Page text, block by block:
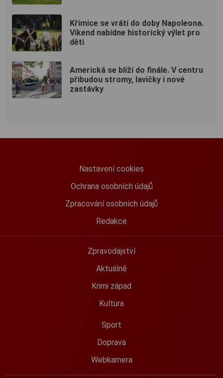
Křimice se vrátí do doby Napoleona.
Víkend nabídne historický výlet pro
děti
Americká se blíží do finále. V centru
přibudou stromy, lavičky i nové
zastávky
Nastavení cookies
Ochrana osobních údajů
Zpracování osobních údajů
Redakce
Zpravodajství
Aktuálně
Krimi západ
Kultura
Sport
Doprava
Webkamera